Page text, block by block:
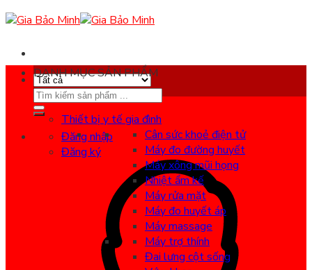
Skip
to
Search
for:
Đăng nhập
Đăng ký
DANH MỤC SẢN PHẨM
Thiết bị y tế gia đình
Cân sức khoẻ điện tử
Máy đo đường huyết
Máy xông mũi họng
Nhiệt ẩm kế
Máy rửa mặt
Máy đo huyết áp
Máy massage
Máy trợ thính
Đai lưng cột sống